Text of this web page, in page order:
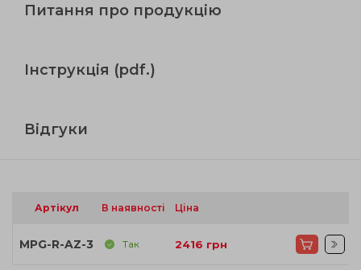
Питання про продукцію
Інструкція (pdf.)
Відгуки
Артікул В наявності Ціна
MPG-R-AZ-3 Так 2416 грн